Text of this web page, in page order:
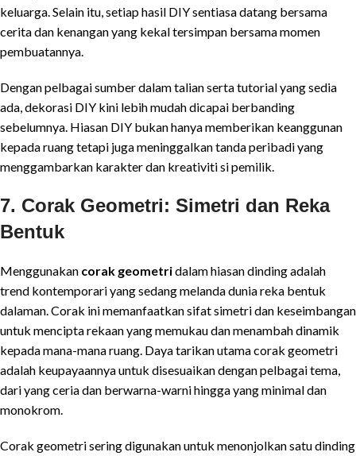
keluarga. Selain itu, setiap hasil DIY sentiasa datang bersama
cerita dan kenangan yang kekal tersimpan bersama momen
pembuatannya.
Dengan pelbagai sumber dalam talian serta tutorial yang sedia
ada, dekorasi DIY kini lebih mudah dicapai berbanding
sebelumnya. Hiasan DIY bukan hanya memberikan keanggunan
kepada ruang tetapi juga meninggalkan tanda peribadi yang
menggambarkan karakter dan kreativiti si pemilik.
7. Corak Geometri: Simetri dan Reka
Bentuk
Menggunakan corak geometridalam hiasan dinding adalah
trend kontemporari yang sedang melanda dunia reka bentuk
dalaman. Corak ini memanfaatkan sifat simetri dan keseimbangan
untuk mencipta rekaan yang memukau dan menambah dinamik
kepada mana-mana ruang. Daya tarikan utama corak geometri
adalah keupayaannya untuk disesuaikan dengan pelbagai tema,
dari yang ceria dan berwarna-warni hingga yang minimal dan
monokrom.
Corak geometri sering digunakan untuk menonjolkan satu dinding